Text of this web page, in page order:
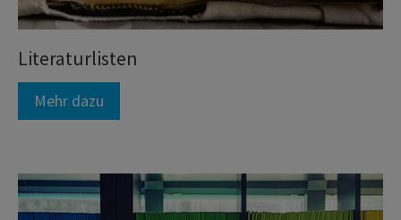
Literaturlisten
Mehr dazu